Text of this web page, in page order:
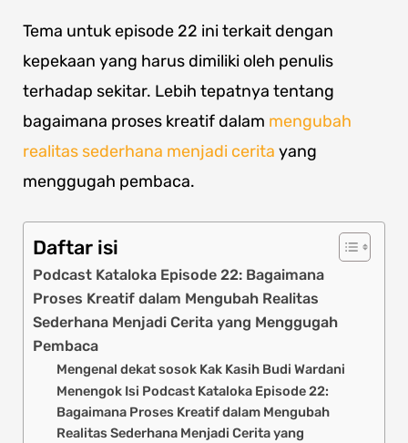
Tema untuk episode 22 ini terkait dengan
kepekaan yang harus dimiliki oleh penulis
terhadap sekitar. Lebih tepatnya tentang
bagaimana proses kreatif dalam mengubah
realitas sederhana menjadi cerita yang
menggugah pembaca.
Daftar isi
Podcast Kataloka Episode 22: Bagaimana
Proses Kreatif dalam Mengubah Realitas
Sederhana Menjadi Cerita yang Menggugah
Pembaca
Mengenal dekat sosok Kak Kasih Budi Wardani
Menengok Isi Podcast Kataloka Episode 22:
Bagaimana Proses Kreatif dalam Mengubah
Realitas Sederhana Menjadi Cerita yang